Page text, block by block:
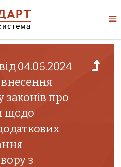
04.06.2024
законів про
щодо
з